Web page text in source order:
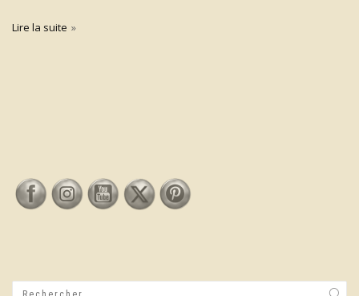
Lire la suite